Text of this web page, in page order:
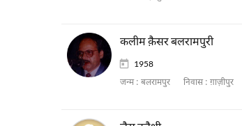
कलीम क़ैसर बलरामपुरी
1958
जन्म : बलरामपुर निवास : ग़ाज़ीपुर